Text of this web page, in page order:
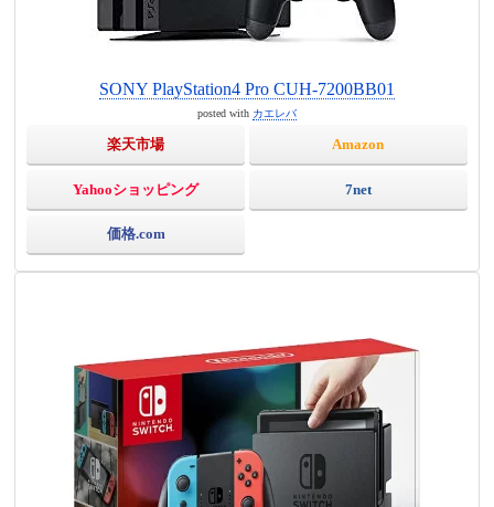
SONY PlayStation4 Pro CUH-7200BB01
posted with カエレバ
楽天市場 Amazon
Yahooショッピング 7net
価格.com